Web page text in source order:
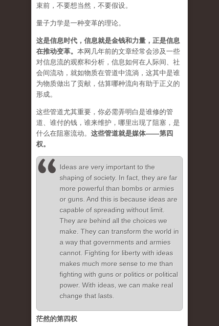
束前，不要想当然，不要假设。
量子力学是一种变革的理论。
这是信息时代，信息就是金钱和力量，正是信息
在推动变革。 本网几年前的文章经常会涉及一些
对信息流的观察和分析，信息如何在人际间、社
会间流动，就如物质在管道中流淌，这其中是谁
为物质做出了贡献，估算哪种流向有助于正义的
形成。
这些管道尤其重要，你必需弄明白是谁修的管
道、谁付的钱，谁来维护，哪里出现了阻塞，是
什么在阻塞流动。 这些管道就是媒体——第四
权。
Ideas are very important to the
shaping of society. In fact, they are far
more powerful than bombs or armies
or guns. And this is because ideas are
capable of spreading without limit.
They are behind all the choices we
make. They can transform the world in
a way that governments and armies
cannot. Fighting for liberty with ideas
makes much more sense to me than
fighting with guns or politics or political
power. With ideas, we can make real
change that lasts.
茫然的第四权